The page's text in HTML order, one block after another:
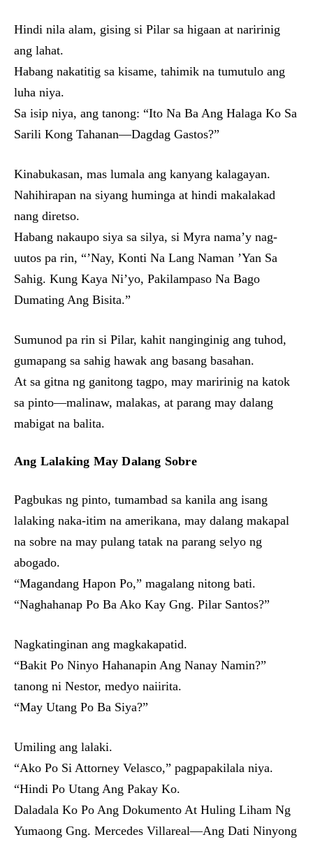
Hindi nila alam, gising si Pilar sa higaan at naririnig
ang lahat.
Habang nakatitig sa kisame, tahimik na tumutulo ang
luha niya.
Sa isip niya, ang tanong: “Ito Na Ba Ang Halaga Ko Sa
Sarili Kong Tahanan—Dagdag Gastos?”
Kinabukasan, mas lumala ang kanyang kalagayan.
Nahihirapan na siyang huminga at hindi makalakad
nang diretso.
Habang nakaupo siya sa silya, si Myra nama’y nag-
uutos pa rin, “’Nay, Konti Na Lang Naman ’Yan Sa
Sahig. Kung Kaya Ni’yo, Pakilampaso Na Bago
Dumating Ang Bisita.”
Sumunod pa rin si Pilar, kahit nanginginig ang tuhod,
gumapang sa sahig hawak ang basang basahan.
At sa gitna ng ganitong tagpo, may maririnig na katok
sa pinto—malinaw, malakas, at parang may dalang
mabigat na balita.
Ang Lalaking May Dalang Sobre
Pagbukas ng pinto, tumambad sa kanila ang isang
lalaking naka-itim na amerikana, may dalang makapal
na sobre na may pulang tatak na parang selyo ng
abogado.
“Magandang Hapon Po,” magalang nitong bati.
“Naghahanap Po Ba Ako Kay Gng. Pilar Santos?”
Nagkatinginan ang magkakapatid.
“Bakit Po Ninyo Hahanapin Ang Nanay Namin?”
tanong ni Nestor, medyo naiirita.
“May Utang Po Ba Siya?”
Umiling ang lalaki.
“Ako Po Si Attorney Velasco,” pagpapakilala niya.
“Hindi Po Utang Ang Pakay Ko.
Daladala Ko Po Ang Dokumento At Huling Liham Ng
Yumaong Gng. Mercedes Villareal—Ang Dati Ninyong